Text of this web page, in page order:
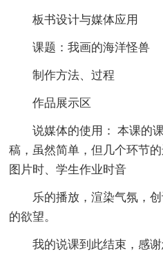
板书设计与媒体应用
课题：我画的海洋怪兽
制作方法、过程
作品展示区
说媒体的使用： 本课的课
稿，虽然简单，但几个环节
图片时、学生作业时音
乐的播放，渲染气氛，创
的欲望。
我的说课到此结束，感谢